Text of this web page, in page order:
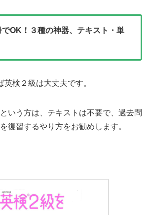
OK！３種の神器、テキスト・単
英検２級は大丈夫です。
いう方は、テキストは不要で、過去問
復習するやり方をお勧めします。